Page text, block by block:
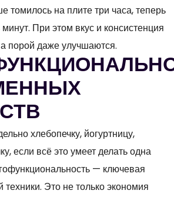
томилось на плите три часа, теперь
минут. При этом вкус и консистенция
порой даже улучшаются.
хлебопечку, йогуртницу,
если всё это умеет делать одна
— ключевая
Это не только экономия